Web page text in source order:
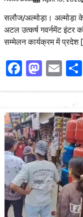
सलौज/अल्मोड़ा। अल्मोड़ा
अटल उत्कर्ष गवर्नमेंट इंटर
सम्मेलन कार्यक्रम में प्रदेश
Facebook